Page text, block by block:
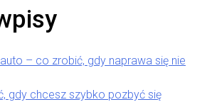
– co zrobić, gdy naprawa się nie
gdy chcesz szybko pozbyć się